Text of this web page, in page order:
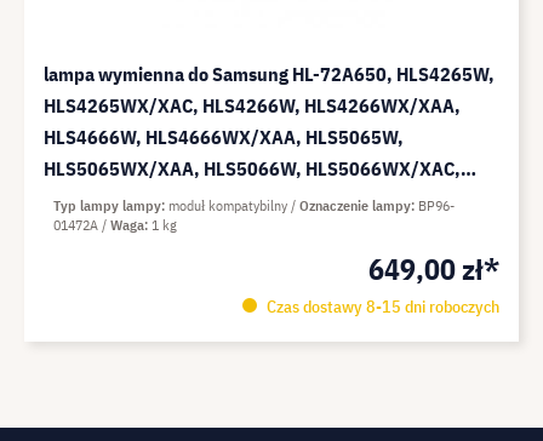
lampa wymienna do Samsung HL-72A650, HLS4265W,
HLS4265WX/XAC, HLS4266W, HLS4266WX/XAA,
HLS4666W, HLS4666WX/XAA, HLS5065W,
HLS5065WX/XAA, HLS5066W, HLS5066WX/XAC,
HLS5086W, HLS5086WX/XAA, HLS5086WX/XAC,
HLS5087W, HLS5087WX/XAA - moduł kompatybilny
649,00 zł*
Czas dostawy 8-15 dni roboczych
Typ lampy lampy moduł kompatybilny Oznaczenie lampy BP96-
01472A
Waga 1 kg